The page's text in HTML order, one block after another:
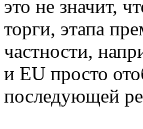
это не значит,
торги, этапа
частности,
и EU просто
последующей